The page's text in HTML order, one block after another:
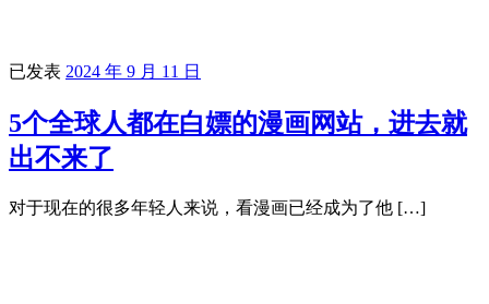
已发表 2024 年 9 月 11 日
5个全球人都在白嫖的漫画网站，进去就
出不来了
对于现在的很多年轻人来说，看漫画已经成为了他 […]